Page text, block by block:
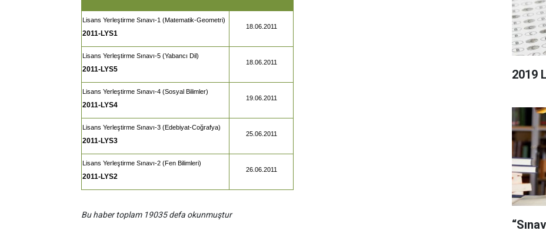
Lisans Yerleştirme Sınavı-1 (Matematik-Geometri)
2011-LYS1
18.06.2011
Lisans Yerleştirme Sınavı-5 (Yabancı Dil)
2011-LYS5
18.06.2011
Lisans Yerleştirme Sınavı-4 (Sosyal Bilimler)
2011-LYS4
19.06.2011
Lisans Yerleştirme Sınavı-3 (Edebiyat-Coğrafya)
2011-LYS3
25.06.2011
Lisans Yerleştirme Sınavı-2 (Fen Bilimleri)
2011-LYS2
26.06.2011
Bu haber toplam 19035 defa okunmuştur
2019